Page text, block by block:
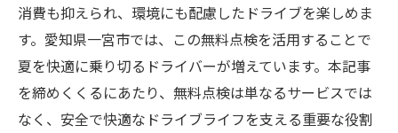
消費も抑えられ、環境にも配慮したドライブを楽しめま
す。愛知県一宮市では、この無料点検を活用することで
夏を快適に乗り切るドライバーが増えています。本記事
を締めくくるにあたり、無料点検は単なるサービスでは
なく、安全で快適なドライブライフを支える重要な役割